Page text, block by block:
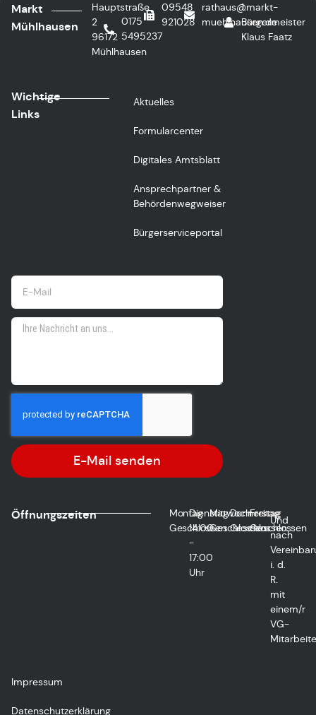
Markt
Mühlhausen
Hauptstraße
2
96172
Mühlhausen
0175
5495237
09548
921028
rathaus@markt-
muehlhausen.de
1.
Bürgermeister
Klaus Faatz
Wichtige
Links
Aktuelles
Formularcenter
Digitales Amtsblatt
Ansprechpartner &
Behördenwegweiser
Bürgerserviceportal
E-Mail senden
Öffnungszeiten
Montag
Geschlossen
Dienstag
14:00
-
17:00
Uhr
Mittwoch
Geschlossen
Donnerstag
Geschlossen
Freitag
Geschlossen
Und
nach
i. d.
R.
mit
einem/r
VG-
Impressum
Datenschutzerklärung